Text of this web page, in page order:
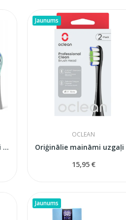
Oriģinālie maināmi uzgaļi Oclean Ultra Gum Care...
Jaunums
OCLEAN
15,95 €
Jaunums